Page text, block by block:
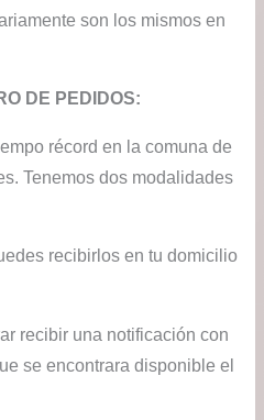
son los mismos en
DE PEDIDOS:
récord en la comuna de
Tenemos dos modalidades
recibirlos en tu domicilio
recibir una notificación con
se encontrara disponible el